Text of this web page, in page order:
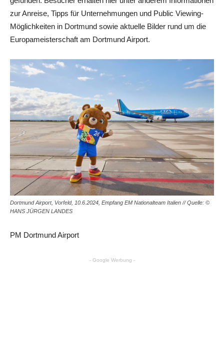
zur Anreise, Tipps für Unternehmungen und Public Viewing-
Möglichkeiten in Dortmund sowie aktuelle Bilder rund um die
Europameisterschaft am Dortmund Airport.
Dortmund Airport, Vorfeld, 10.6.2024, Empfang EM Nationalteam Italien // Quelle: ©
HANS JÜRGEN LANDES
PM Dortmund Airport
- Google Werbung -